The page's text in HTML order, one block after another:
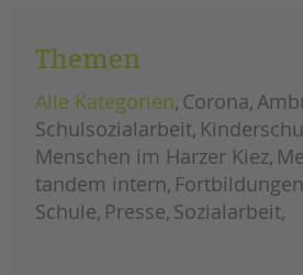
Themen
Alle Kategorien Corona
Schulsozialarbeit
Menschen im Harzer Kiez
tandem intern Fortbildungen
Schule Presse Sozialarbeit